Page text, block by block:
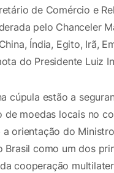
de Comércio e
pelo Chanceler
Índia, Egito, Irã,
do Presidente Luiz
cúpula estão a
moedas locais no
orientação do
como um dos
cooperação